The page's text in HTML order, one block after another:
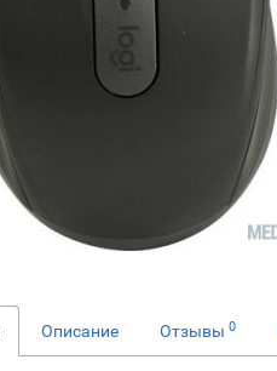
Описание Отзывы 0